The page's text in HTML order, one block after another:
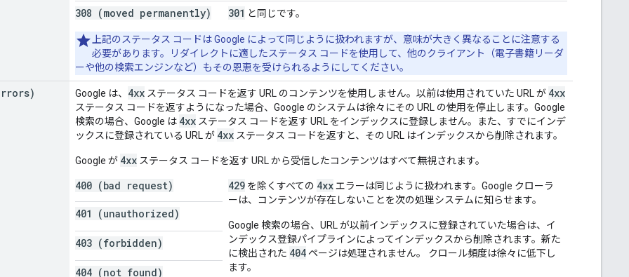
308 (moved permanently) 301 と同じです。
上記のステータス コードは Google によって同じように扱われますが、意味が大きく異なることに注意する
必要があります。リダイレクトに適したステータス コードを使用して、他のクライアント（電子書籍リーダ
ーや他の検索エンジンなど）もその恩恵を受けられるようにしてください。
Google は、 4xx ステータス コードを返す URL のコンテンツを使用しません。以前は使用されていた URL が 4xx
ステータス コードを返すようになった場合、Google のシステムは徐々にその URL の使用を停止します。Google
検索の場合、Google は 4xx ステータス コードを返す URL をインデックスに登録しません。また、すでにインデ
ックスに登録されている URL が 4xx ステータス コードを返すと、その URL はインデックスから削除されます。
Google が 4xx ステータス コードを返す URL から受信したコンテンツはすべて無視されます。
400 (bad request) 429 を除くすべての 4xxエラーは同じように扱われます。Google クローラ
ーは、コンテンツが存在しないことを次の処理システムに知らせます。
Google 検索の場合、URL が以前インデックスに登録されていた場合は、イ
ンデックス登録パイプラインによってインデックスから削除されます。新た
に検出された 404 ページは処理されません。 クロール頻度は徐々に低下し
ます。
401 (unauthorized)
403 (forbidden)
404 (not found)